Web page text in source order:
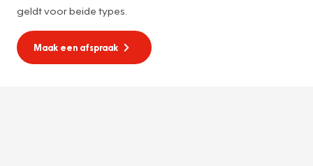
geldt voor beide types.
Maak een afspraak